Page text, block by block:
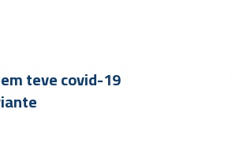
teve covid-19